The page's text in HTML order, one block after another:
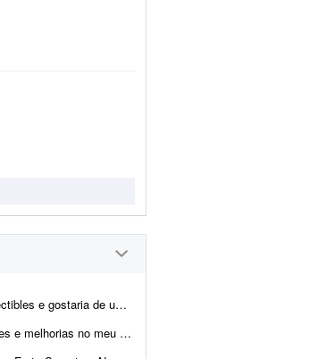
a revisar a estrutura e validar a p...
que consigo editar, m...